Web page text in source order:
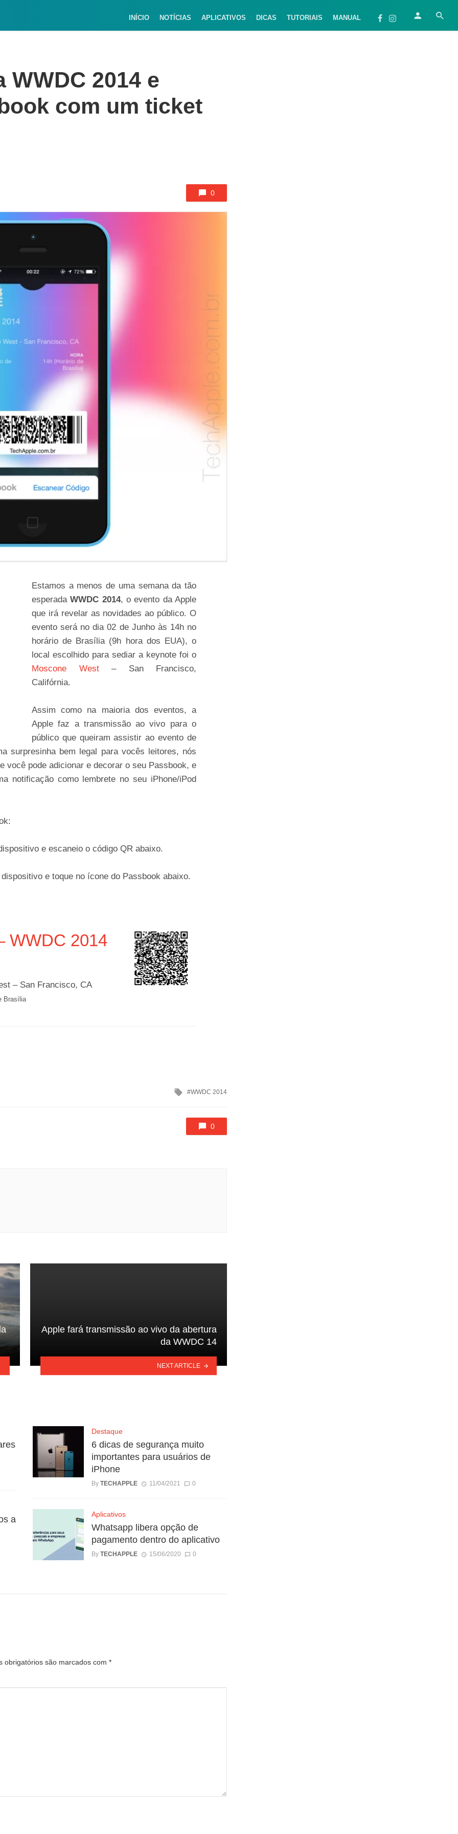
INÍCIO NOTÍCIAS APLICATIVOS DICAS TUTORIAIS MANUAL
2014 e
com um ticket
0
Estamos a menos de uma semana da tão
esperadaWWDC 2014, o evento da Apple
que irá revelar as novidades ao público. O
evento será no dia 02 de Junho às 14h no
horário de Brasília (9h hora dos EUA), o
local escolhido para sediar a keynote foi o
Moscone West– San Francisco,
Califórnia.
Assim como na maioria dos eventos, a
Apple faz a transmissão ao vivo para o
público que queiram assistir ao evento de
surpresinha bem legal para vocês leitores, nós
você pode adicionar e decorar o seu Passbook, e
notificação como lembrete no seu iPhone/iPod
e escaneio o código QR abaixo.
e toque no ícone do Passbook abaixo.
WWDC 2014
– San Francisco, CA
Brasília
Tagged
WWDC 2014
0
Apple fará transmissão ao vivo da abertura
da WWDC 14
NEXT ARTICLE
a
Destaque
6 dicas de segurança muito
importantes para usuários de
iPhone
By TECHAPPLE 11/04/2021 0
Aplicativos
Whatsapp libera opção de
pagamento dentro do aplicativo
By TECHAPPLE 15/06/2020 0
obrigatórios são marcados com *